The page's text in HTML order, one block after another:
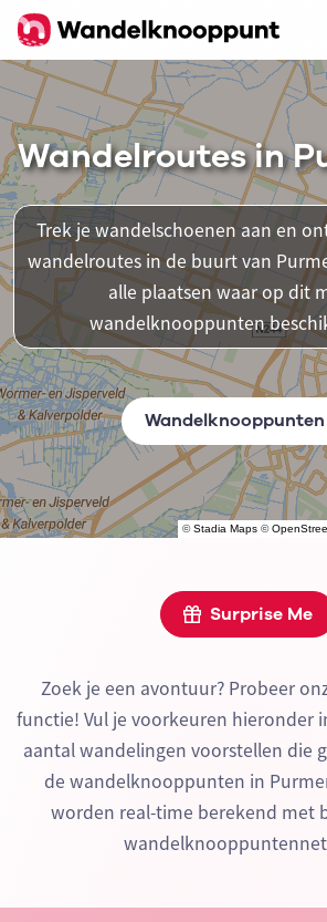
©Stadia Maps ©
Wandelroutes in
Trek je wandelschoenen aan en
wandelroutes in de buurt van
alle plaatsen waar op dit
wandelknooppunten
Wandelknooppunten
Surprise Me
Zoek je een avontuur? Probeer
functie! Vul je voorkeuren hieronder
aantal wandelingen voorstellen die
de wandelknooppunten in
worden real-time berekend met